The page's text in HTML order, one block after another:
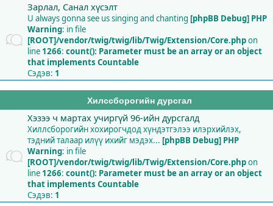
Зарлал, Санал хүсэлт
U always gonna see us singing and chanting [phpBB Debug] PHP
Warning: in file
[ROOT]/vendor/twig/twig/lib/Twig/Extension/Core.phpon
line 1266: count(): Parameter must be an array or an object
that implements Countable
Сэдэв: 1
Хилссборогийн дурсгал
Хэзээ ч мартах учиргүй 96-ийн дурсгалд
Хиллсборогийн хохирогчдод хүндэтгэлээ илэрхийлэх,
тэдний талаар илүү ихийг мэдэх... [phpBB Debug] PHP
Warning: in file
[ROOT]/vendor/twig/twig/lib/Twig/Extension/Core.phpon
line 1266: count(): Parameter must be an array or an object
that implements Countable
Сэдэв: 1